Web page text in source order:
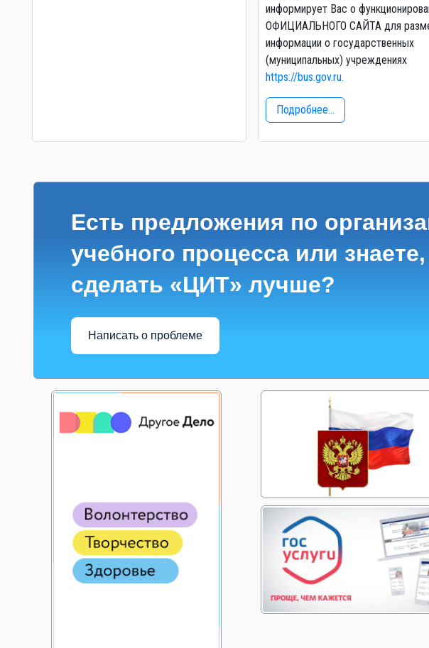
информирует Вас о
ОФИЦИАЛЬНОГО САЙТА для
информации о государственных
(муниципальных) учреждениях
https://bus.gov.ru.
Подробнее...
Есть предложения по
учебного процесса или знаете,
сделать «ЦИТ» лучше?
Написать о проблеме